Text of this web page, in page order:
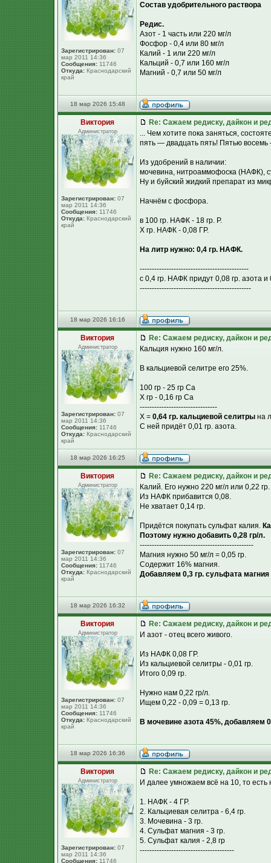
Зарегистрирован: 07
мар 2011 14:36
Сообщения: 11746
Откуда: Краснодарский
край
Состав удобрительного раствора
Редис.
Азот - 1 часть или 220 мг/л
Фосфор - 0,4 или 80 мг/л
Калий - 1 или 220 мг/л
Кальций - 0,7 или 160 мг/л
Магний - 0,7 или 50 мг/л
18 мар 2026 15:48
Виктория
Администратор
Зарегистрирован: 07
мар 2011 14:36
Сообщения: 11746
Откуда: Краснодарский
край
Re: Сажаем редиску, дайкон и
... Чем хотите пока заняться,
пять — двадцать пять! Пятью
Из удобрений в наличии:
мочевина, нитроаммофоска (НАФК),
Ну и буйский жидкий препарат из
Начнём с фосфора.
в 100 гр. НАФК - 18 гр. Р.
Х гр. НАФК - 0,08 ГР.
На литр нужно: 0,4 гр. НАФК.
---------------------------------------------
с 0,4 гр. НАФК придут 0,08 гр. азота и
----------------------------------------------
18 мар 2026 16:16
Виктория
Администратор
Зарегистрирован: 07
мар 2011 14:36
Сообщения: 11746
Откуда: Краснодарский
край
Re: Сажаем редиску, дайкон и
Кальция нужно 160 мг/л.
В кальциевой селитре его 25%.
100 гр - 25 гр Са
Х гр - 0,16 гр Са
--------------------------------
Х = 0,64 гр. кальциевой селитры на
С ней придёт 0,01 гр. азота.
18 мар 2026 16:25
Виктория
Администратор
Зарегистрирован: 07
мар 2011 14:36
Сообщения: 11746
Откуда: Краснодарский
край
Re: Сажаем редиску, дайкон и
Калий. Его нужно 220 мг/л или 0,22 гр.
Из НАФК прибавится 0,08.
Не хватает 0,14 гр.
Придётся покупать сульфат калия.
Поэтому нужно добавить 0,28 гр/л.
-----------------------------------------------
Магния нужно 50 мг/л = 0,05 гр.
Содержит 16% магния.
Добавляем 0,3 гр. сульфата магния
18 мар 2026 16:32
Виктория
Администратор
Зарегистрирован: 07
мар 2011 14:36
Сообщения: 11746
Откуда: Краснодарский
край
Re: Сажаем редиску, дайкон и
И азот - отец всего живого.
Из НАФК 0,08 ГР.
Из кальциевой селитры - 0,01 гр.
Итого 0,09 гр.
Нужно нам 0,22 гр/л.
Ищем 0,22 - 0,09 = 0,13 гр.
В мочевине азота 45%, добавляем
18 мар 2026 16:36
Виктория
Администратор
Зарегистрирован: 07
мар 2011 14:36
Сообщения: 11746
Re: Сажаем редиску, дайкон и
И далее умножаем всё на 10, то есть
1. НАФК - 4 ГР.
2. Кальциевая селитра - 6,4 гр.
3. Мочевина - 3 гр.
4. Сульфат магния - 3 гр.
5. Сульфат калия - 2,8 гр
---------------------------------------